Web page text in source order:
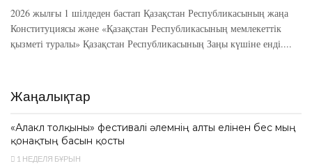
2026 жылғы 1 шілдеден бастап Қазақстан Республикасының жаңа
Конституциясы және «Қазақстан Республикасының мемлекеттік
қызметі туралы» Қазақстан Республикасының Заңы күшіне енді....
Жаңалықтар
«Алакөл толқыны» фестивалі әлемнің алты елінен бес мың
қонақтың басын қосты
1 НЕДЕЛЯ БҰРЫН